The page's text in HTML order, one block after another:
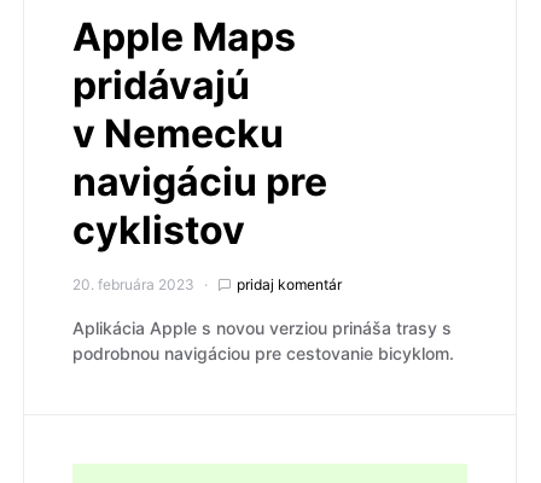
Apple Maps
pridávajú
v Nemecku
navigáciu pre
cyklistov
20. februára 2023 pridaj komentár
Aplikácia Apple s novou verziou prináša trasy s
podrobnou navigáciou pre cestovanie bicyklom.